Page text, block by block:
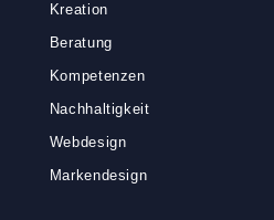
Kreation
Beratung
Kompetenzen
Nachhaltigkeit
Webdesign
Markendesign